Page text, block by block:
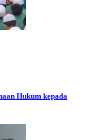
Hukum kepada